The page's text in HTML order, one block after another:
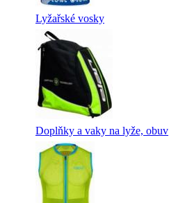
Lyžařské vosky
Doplňky a vaky na lyže, obuv